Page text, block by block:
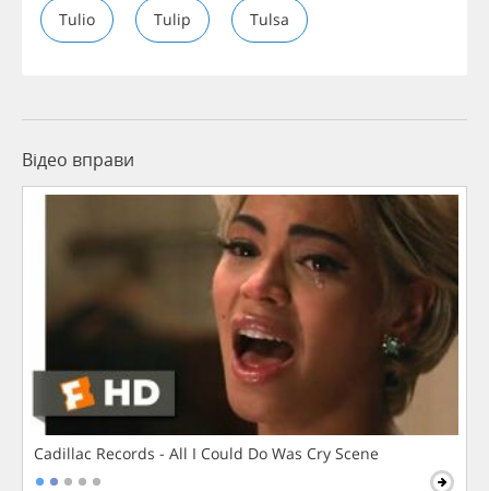
Tulio Tulip Tulsa
Відео вправи
Cadillac Records - All I Could Do Was Cry Scene